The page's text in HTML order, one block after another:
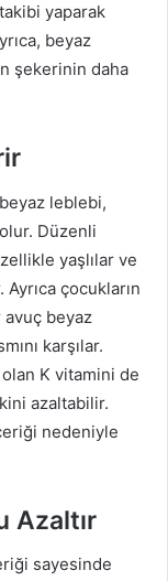
yaparak
beyaz
şekerinin daha
leblebi,
Düzenli
yaşlılar ve
Ayrıca çocukların
avuç beyaz
karşılar.
K vitamini de
azaltabilir.
nedeniyle
Azaltır
sayesinde